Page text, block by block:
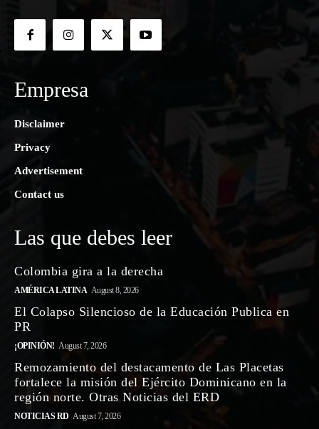
Empresa
Disclaimer
Privacy
Advertisement
Contact us
Las que debes leer
Colombia gira a la derecha
AMÉRICA LATINA August 8, 2026
El Colapso Silencioso de la Educación Publica en
PR
¡OPINIÓN! August 7, 2026
Remozamiento del destacamento de Las Placetas
fortalece la misión del Ejército Dominicano en la
región norte. Otras Noticias del ERD
NOTICIAS RD August 7, 2026